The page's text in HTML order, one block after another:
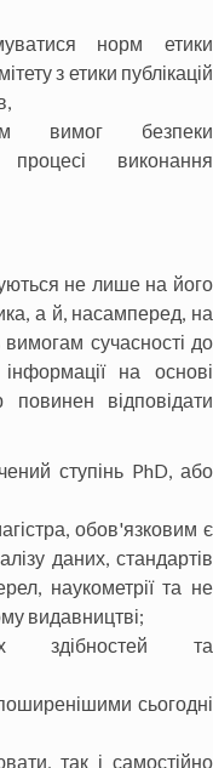
норм етики
з етики публікацій
вимог безпеки
виконання
не лише на його
а й, насамперед, на
сучасності до
на основі
повинен відповідати
ступінь PhD, або
обов'язковим є
даних, стандартів
наукометрії та не
видавництві;
здібностей та
сьогодні
так і самостійно